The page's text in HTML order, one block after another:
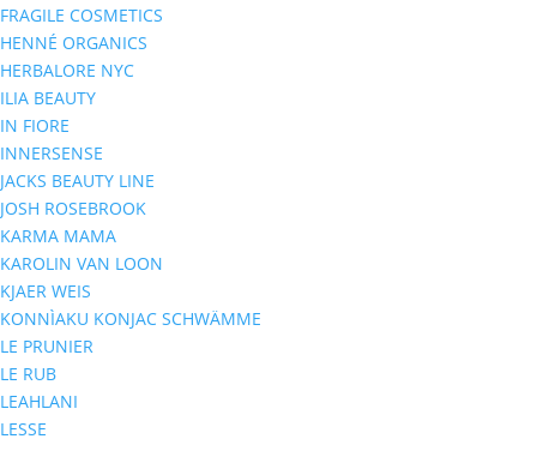
FRAGILE COSMETICS
HENNÉ ORGANICS
HERBALORE NYC
ILIA BEAUTY
IN FIORE
INNERSENSE
JACKS BEAUTY LINE
JOSH ROSEBROOK
KARMA MAMA
KAROLIN VAN LOON
KJAER WEIS
KONNÌAKU KONJAC SCHWÄMME
LE PRUNIER
LE RUB
LEAHLANI
LESSE